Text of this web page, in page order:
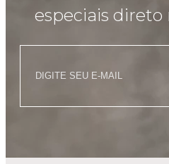
especiais direto